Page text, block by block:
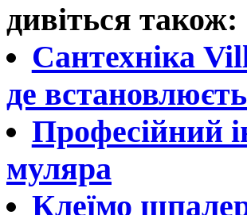
дивіться також:
Сантехніка
де
Професійний
муляра
Клеїмо